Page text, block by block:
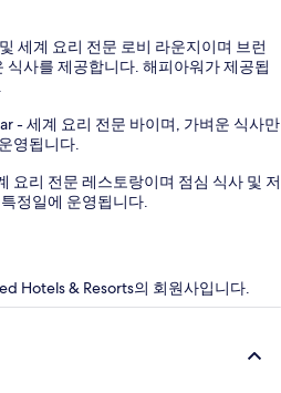
세계 요리 전문 로비 라운지이며 브런
식사를 제공합니다. 해피아워가 제공됩
- 세계 요리 전문 바이며, 가벼운 식사만
영됩니다.
요리 전문 레스토랑이며 점심 식사 및 저
정일에 운영됩니다.
Hotels & Resorts의 회원사입니다.